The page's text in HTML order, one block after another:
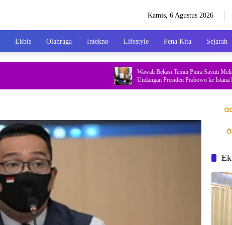
Kamis, 6 Agustus 2026
Ekbis Olahraga Intekno Lifestyle Pena Kita Sejarah
Wawali Bekasi Temui Putra Sayuti Melik,
Undangan Presiden Prabowo ke Istana Negara